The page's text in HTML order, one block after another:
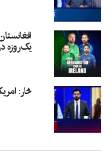
یک‌روزه
څار: